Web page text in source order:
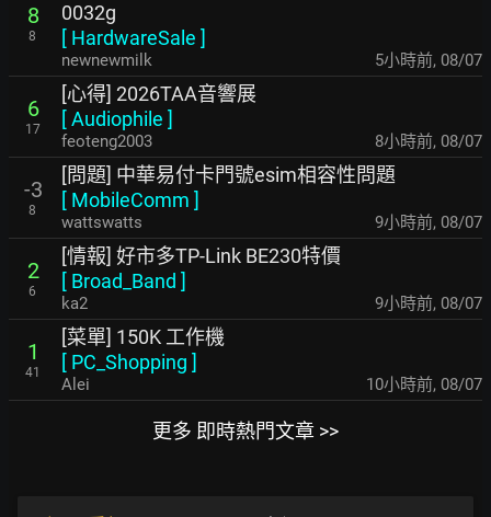
8
8
0032g
[ HardwareSale ]
newnewmilk 5小時前, 08/07
6
17
[心得] 2026TAA音響展
[Audiophile ]
feoteng2003 8小時前, 08/07
-3
8
[問題] 中華易付卡門號esim相容性問題
[ MobileComm ]
wattswatts 9小時前, 08/07
2
6
[情報] 好市多TP-Link BE230特價
[ Broad_Band ]
ka2 9小時前, 08/07
1
41
[菜單] 150K 工作機
[ PC_Shopping ]
Alei 10小時前, 08/07
更多 即時熱門文章 >>